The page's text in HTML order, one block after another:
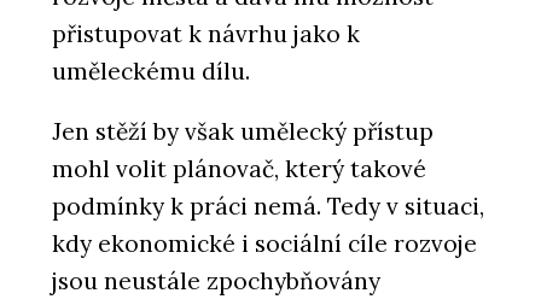
přistupovat k návrhu jako k
uměleckému dílu.
Jen stěží by však umělecký přístup
mohl volit plánovač, který takové
podmínky k práci nemá. Tedy v situaci,
kdy ekonomické i sociální cíle rozvoje
jsou neustále zpochybňovány